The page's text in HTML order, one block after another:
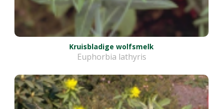
Kruisbladige wolfsmelk
Euphorbia lathyris